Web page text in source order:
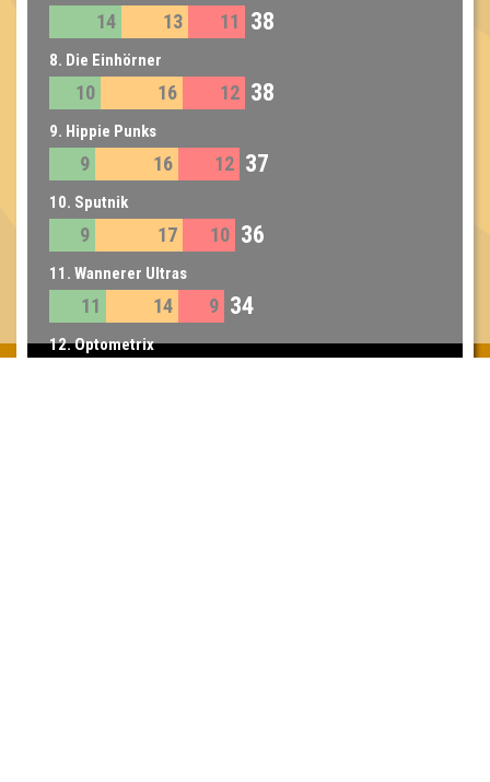
14 13 11 38
8. Die Einhörner
10 16 12 38
9. Hippie Punks
9 16 12 37
10. Sputnik
9 17 10 36
11. Wannerer Ultras
11 14 9 34
12. Optometrix